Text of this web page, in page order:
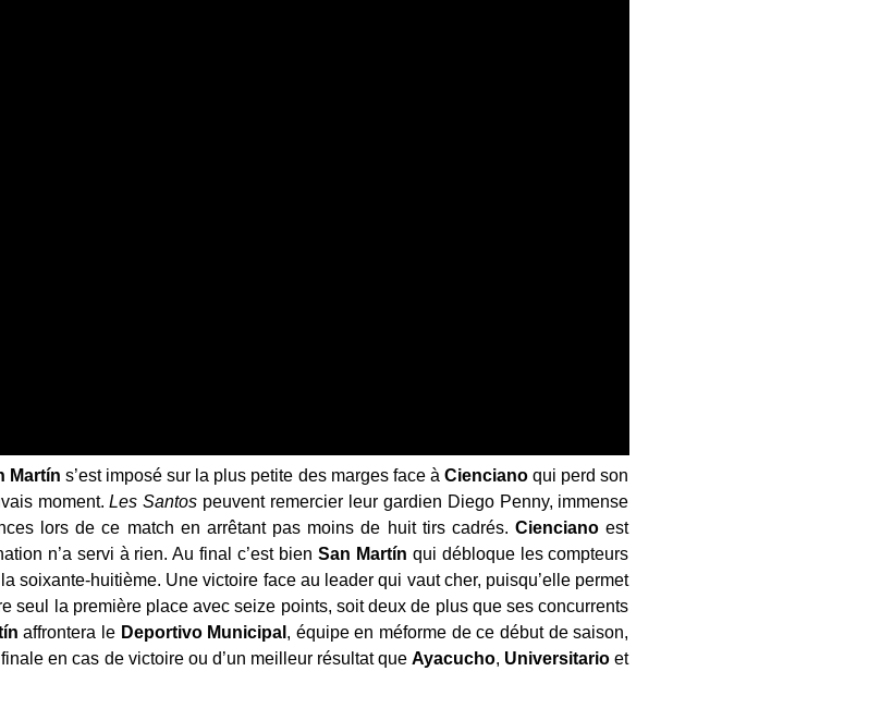
Martín s’est imposé sur la plus petite des marges face àCienciano qui perd son
moment.Les Santos peuvent remercier leur gardien Diego Penny, immense
lors de ce match en arrêtant pas moins de huit tirs cadrés.Cienciano est
n’a servi à rien. Au final c’est bien San Martín qui débloque les compteurs
soixante-huitième. Une victoire face au leader qui vaut cher, puisqu’elle permet
seul la première place avec seize points, soit deux de plus que ses concurrents
affrontera le Deportivo Municipal , équipe en méforme de ce début de saison,
en cas de victoire ou d’un meilleur résultat queAyacucho, Universitario et